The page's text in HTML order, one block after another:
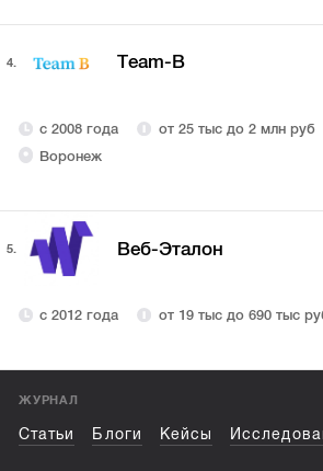
4. Team-B
с 2008 года
от 25 тыс до 2 млн руб
Воронеж
5. Веб-Эталон
с 2012 года от 19 тыс до 690 тыс
ЖУРНАЛ
Статьи Блоги Кейсы